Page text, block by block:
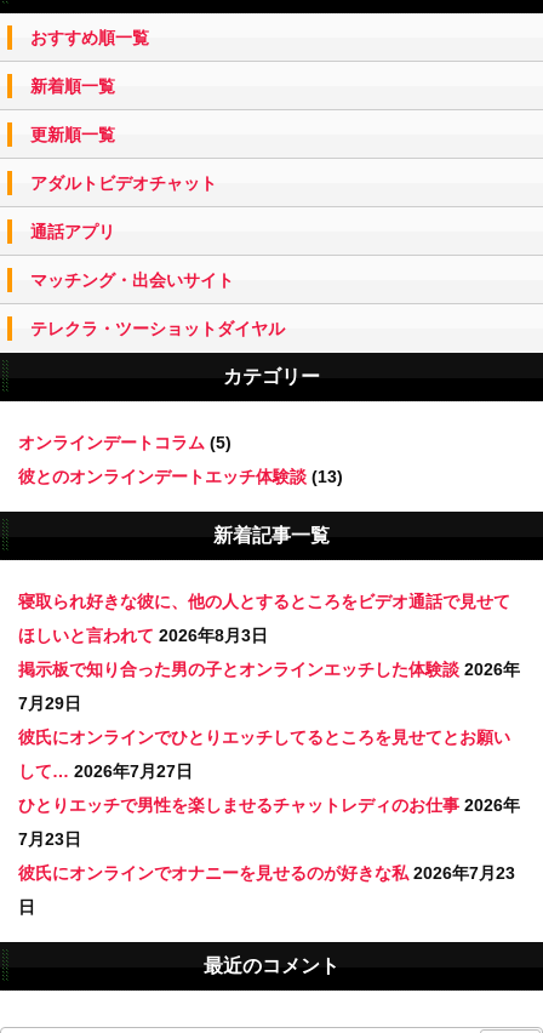
おすすめ順一覧
新着順一覧
更新順一覧
アダルトビデオチャット
通話アプリ
マッチング・出会いサイト
テレクラ・ツーショットダイヤル
カテゴリー
オンラインデートコラム (5)
彼とのオンラインデートエッチ体験談 (13)
新着記事一覧
寝取られ好きな彼に、他の人とするところをビデオ通話で見せて
ほしいと言われて 2026年8月3日
掲示板で知り合った男の子とオンラインエッチした体験談 2026年
7月29日
彼氏にオンラインでひとりエッチしてるところを見せてとお願い
して… 2026年7月27日
ひとりエッチで男性を楽しませるチャットレディのお仕事 2026年
7月23日
彼氏にオンラインでオナニーを見せるのが好きな私 2026年7月23
日
最近のコメント